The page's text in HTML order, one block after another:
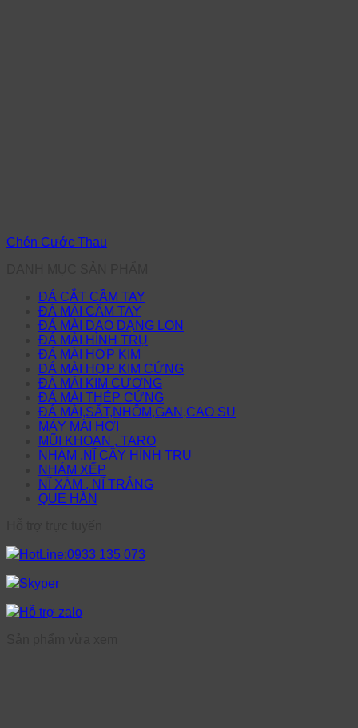
Chén Cước Thau
ĐÁ CẮT CẦM TAY
ĐÁ MÀI CẦM TAY
ĐÁ MÀI DAO DẠNG LON
ĐÁ MÀI HÌNH TRỤ
ĐÁ MÀI HỢP KIM
ĐÁ MÀI HỢP KIM CỨNG
ĐÁ MÀI KIM CƯƠNG
ĐÁ MÀI THÉP CỨNG
ĐÁ MÀI,SẮT,NHÔM,GAN,CAO SU
MÁY MÀI HƠI
MŨI KHOAN , TARO
NHÁM ,NĨ CÂY HÌNH TRỤ
NHÁM XẾP
NĨ XÁM , NĨ TRẮNG
QUE HÀN
HotLine:0933 135 073
Skyper
Hỗ trợ zalo